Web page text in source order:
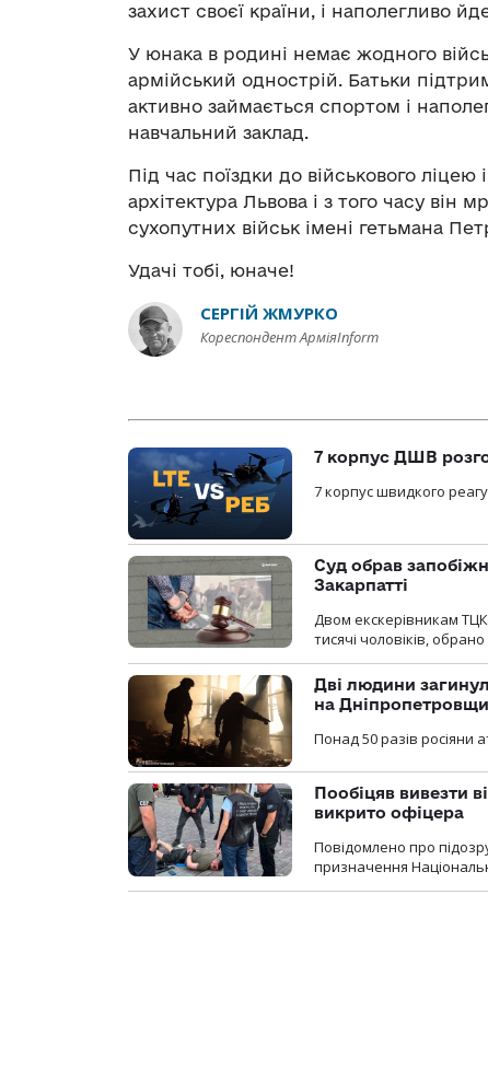
захист своєї країни, і наполегливо
У юнака в родині немає жодного
армійський однострій. Батьки
активно займається спортом і
навчальний заклад.
Під час поїздки до військового
архітектура Львова і з того часу він
сухопутних військ імені гетьмана
Удачі тобі, юначе!
СЕРГІЙ ЖМУРКО
Кореспондент АрміяInform
7 корпус ДШВ
7 корпус швидкого
Суд обрав
Закарпатті
Двом екскерівникам
тисячі чоловіків,
Дві людини
на
Понад 50 разів росіяни
Пообіцяв вивезти
викрито офіцера
Повідомлено про
призначення